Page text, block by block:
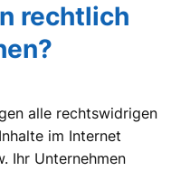
rechtlich
alle rechtswidrigen
im Internet
Ihr Unternehmen